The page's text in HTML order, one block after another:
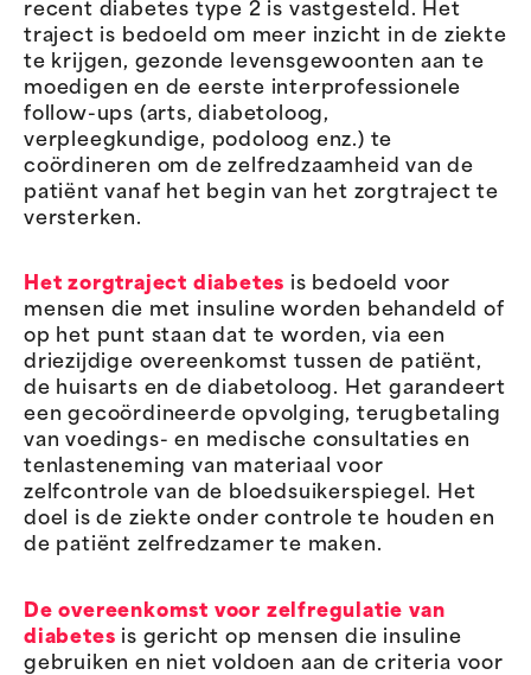
recent diabetes type 2 is vastgesteld. Het
traject is bedoeld om meer inzicht in de ziekte
te krijgen, gezonde levensgewoonten aan te
moedigen en de eerste interprofessionele
follow-ups (arts, diabetoloog,
verpleegkundige, podoloog enz.) te
coördineren om de zelfredzaamheid van de
patiënt vanaf het begin van het zorgtraject te
versterken.
Het zorgtraject diabetes is bedoeld voor
mensen die met insuline worden behandeld of
op het punt staan dat te worden, via een
driezijdige overeenkomst tussen de patiënt,
de huisarts en de diabetoloog. Het garandeert
een gecoördineerde opvolging, terugbetaling
van voedings- en medische consultaties en
tenlasteneming van materiaal voor
zelfcontrole van de bloedsuikerspiegel. Het
doel is de ziekte onder controle te houden en
de patiënt zelfredzamer te maken.
De overeenkomst voor zelfregulatie van
diabetes is gericht op mensen die insuline
gebruiken en niet voldoen aan de criteria voor